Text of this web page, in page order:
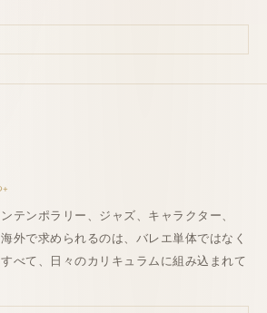
ンテンポラリー 、ジャズ、 キャラクター
海外で求められるのは、バレエ単体ではなく
すべて、日々のカリキュラム に組み込まれて